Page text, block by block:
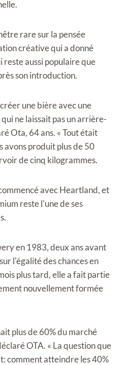
rare sur la pensée
créative qui a donné
reste aussi populaire que
son introduction.
une bière avec une
ne laissait pas un arrière-
Ota, 64 ans. « Tout était
avons produit plus de 50
de cinq kilogrammes.
avec Heartland, et
reste l'une de ses
en 1983, deux ans avant
l'égalité des chances en
plus tard, elle a fait partie
nouvellement formée
plus de 60% du marché
OTA. « La question que
comment atteindre les 40%